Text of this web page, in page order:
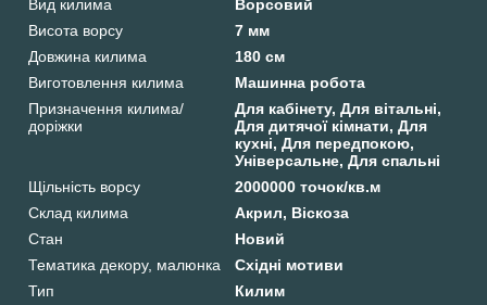
Вид килима
Ворсовий
Висота ворсу
7 мм
Довжина килима
180 см
Виготовлення килима
Машинна робота
Призначення килима/
доріжки
Для кабінету, Для вітальні,
Для дитячої кімнати, Для
кухні, Для передпокою,
Універсальне, Для спальні
Щільність ворсу
2000000 точок/кв.м
Склад килима
Акрил, Віскоза
Стан
Новий
Тематика декору, малюнка
Східні мотиви
Тип
Килим